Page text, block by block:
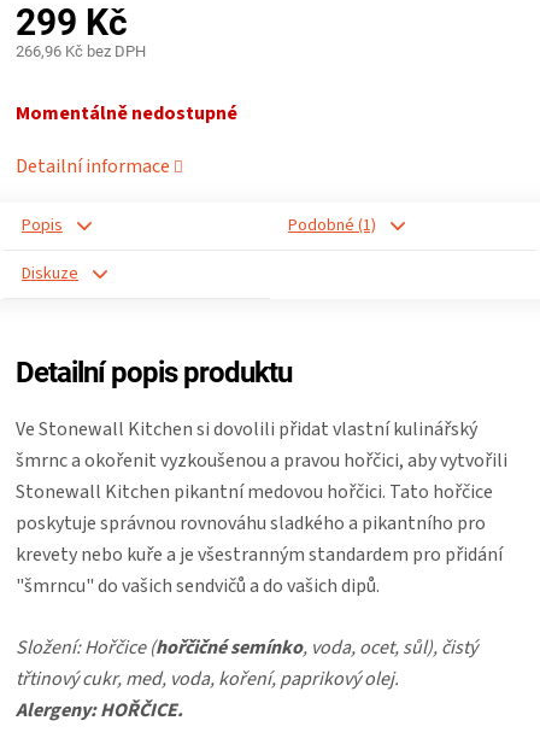
NÁDOBÍ
LODGE
ZRÁNÍ
VENKOVNÍ
KUCHYNĚ
KNIHY
O
299 Kč
266,96 Kč bez DPH
cena:
Momentálně nedostupné
Detailní informace
Popis
Podobné (1)
Diskuze
Detailní popis produktu
Ve Stonewall Kitchen si dovolili přidat vlastní kulinářský
šmrnc a okořenit vyzkoušenou a pravou hořčici, aby vytvořili
Stonewall Kitchen pikantní medovou hořčici. Tato hořčice
poskytuje správnou rovnováhu sladkého a pikantního pro
krevety nebo kuře a je všestranným standardem pro přidání
"šmrncu" do vašich sendvičů a do vašich dipů.
Složení: Hořčice (hořčičné semínko, voda, ocet, sůl), čistý
třtinový cukr, med, voda, koření, paprikový olej.
Alergeny: HOŘČICE.